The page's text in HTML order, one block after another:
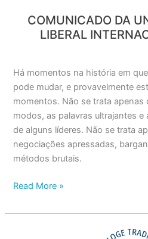
COMUNICADO DA
LIBERAL
Há momentos na história em
pode mudar, e provavelmente
momentos. Não se trata apenas
modos, as palavras ultrajantes e
de alguns líderes. Não se trata
negociações apressadas,
métodos brutais.
Read More »